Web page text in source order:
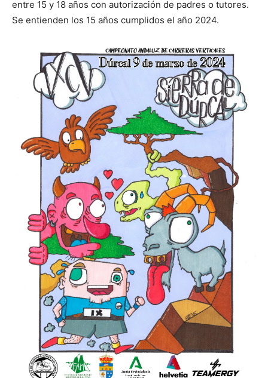
entre 15 y 18 años con autorización de padres o tutores.
Se entienden los 15 años cumplidos el año 2024.